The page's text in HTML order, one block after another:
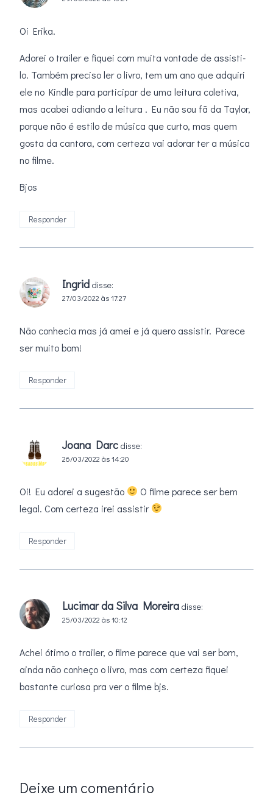
Oi Erika.
Adorei o trailer e fiquei com muita vontade de assisti-
lo. Também preciso ler o livro, tem um ano que adquiri
ele no Kindle para participar de uma leitura coletiva,
mas acabei adiando a leitura . Eu não sou fã da Taylor,
porque não é estilo de música que curto, mas quem
gosta da cantora, com certeza vai adorar ter a música
no filme.
Bjos
Responder
Ingrid disse:
27/03/2022 às 17:27
Não conhecia mas já amei e já quero assistir. Parece
ser muito bom!
Responder
Joana Darc disse:
26/03/2022 às 14:20
Oi! Eu adorei a sugestão
O filme parece ser bem
legal. Com certeza irei assistir
Responder
Lucimar da Silva Moreira disse:
25/03/2022 às 10:12
Achei ótimo o trailer, o filme parece que vai ser bom,
ainda não conheço o livro, mas com certeza fiquei
bastante curiosa pra ver o filme bjs.
Responder
Deixe um comentário